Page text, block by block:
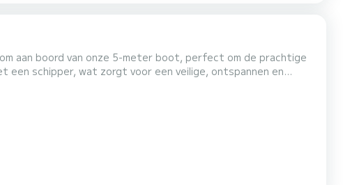
aan boord van onze 5-meter boot, perfect om de prachtige
een schipper, wat zorgt voor een veilige, ontspannen en
hele dag die zijn afgestemd op uw wensen. Vaar door het